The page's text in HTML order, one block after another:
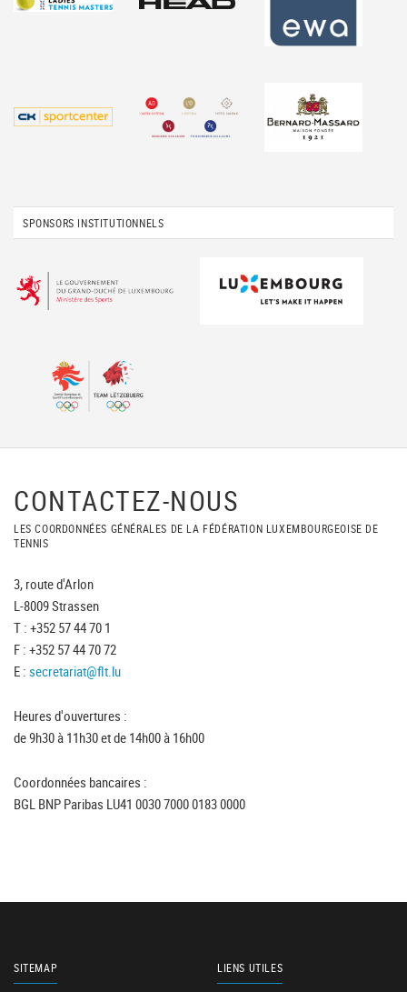
SPONSORS INSTITUTIONNELS
CONTACTEZ-NOUS
LES COORDONNÉES GÉNÉRALES DE LA FÉDÉRATION LUXEMBOURGEOISE DE
TENNIS
3, route d'Arlon
L-8009 Strassen
T : +352 57 44 70 1
F : +352 57 44 70 72
E : secretariat@flt.lu
Heures d'ouvertures :
de 9h30 à 11h30 et de 14h00 à 16h00
Coordonnées bancaires :
BGL BNP Paribas LU41 0030 7000 0183 0000
SITEMAP LIENS UTILES